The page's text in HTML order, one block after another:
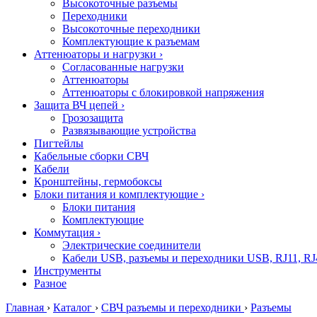
Высокоточные разъемы
Переходники
Высокоточные переходники
Комплектующие к разъемам
Аттенюаторы и нагрузки ›
Согласованные нагрузки
Аттенюаторы
Аттенюаторы с блокировкой напряжения
Защита ВЧ цепей ›
Грозозащита
Развязывающие устройства
Пигтейлы
Кабельные сборки СВЧ
Кабели
Кронштейны, гермобоксы
Блоки питания и комплектующие ›
Блоки питания
Комплектующие
Коммутация ›
Электрические соединители
Кабели USB, разъемы и переходники USB, RJ11,
Инструменты
Разное
Главная › Каталог › СВЧ разъемы и переходники › Разъемы